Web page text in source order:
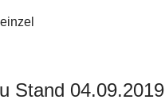
Stand 04.09.2019